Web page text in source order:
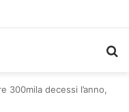
300mila decessi l’anno,